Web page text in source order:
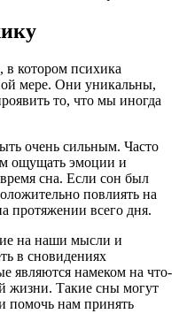
в котором психика
мере. Они уникальны,
то, что мы иногда
очень сильным. Часто
ощущать эмоции и
сна. Если сон был
повлиять на
протяжении всего дня.
на наши мысли и
в сновидениях
являются намеком на что-
жизни. Такие сны могут
помочь нам принять